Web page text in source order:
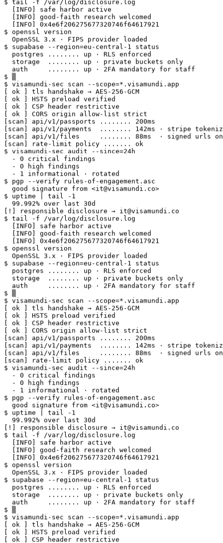
  [INFO] good-faith research welcomed
  [INFO] 0x4e6f206275677320746f64617921
$ openssl version
  OpenSSL 3.x · FIPS provider loaded
$ supabase --region=eu-central-1 status
  postgres ........ up · RLS enforced
  storage  ........ up · private buckets only
  auth     ........ up · 2FA mandatory for staff
$ ▒
$ visamundi-sec scan --scope=*.visamundi.app
[ ok ] tls handshake → AES-256-GCM
[ ok ] HSTS preload verified
[ ok ] CSP header restrictive
[ ok ] CORS origin allow-list strict
[scan] api/v1/passports ........ 200ms
[scan] api/v1/payments  ........ 142ms · stripe
[scan] api/v1/files     ........ 88ms  · signed urls
[scan] rate-limit policy ....... ok
$ visamundi-sec audit --since=24h
  - 0 critical findings
  - 0 high findings
  - 1 informational · rotated
$ pgp --verify rules-of-engagement.asc
  good signature from <it@visamundi.co>
$ uptime | tail -1
  99.992% over last 30d
[!] responsible disclosure → it@visamundi.co
$ tail -f /var/log/disclosure.log
  [INFO] safe harbor active
  [INFO] good-faith research welcomed
  [INFO] 0x4e6f206275677320746f64617921
$ openssl version
  OpenSSL 3.x · FIPS provider loaded
$ supabase --region=eu-central-1 status
  postgres ........ up · RLS enforced
  storage  ........ up · private buckets only
  auth     ........ up · 2FA mandatory for staff
$ ▒
$ visamundi-sec scan --scope=*.visamundi.app
[ ok ] tls handshake → AES-256-GCM
[ ok ] HSTS preload verified
[ ok ] CSP header restrictive
[ ok ] CORS origin allow-list strict
[scan] api/v1/passports ........ 200ms
[scan] api/v1/payments  ........ 142ms · stripe
[scan] api/v1/files     ........ 88ms  · signed urls
[scan] rate-limit policy ....... ok
$ visamundi-sec audit --since=24h
  - 0 critical findings
  - 0 high findings
  - 1 informational · rotated
$ pgp --verify rules-of-engagement.asc
  good signature from <it@visamundi.co>
$ uptime | tail -1
  99.992% over last 30d
[!] responsible disclosure → it@visamundi.co
$ tail -f /var/log/disclosure.log
  [INFO] safe harbor active
  [INFO] good-faith research welcomed
  [INFO] 0x4e6f206275677320746f64617921
$ openssl version
  OpenSSL 3.x · FIPS provider loaded
$ supabase --region=eu-central-1 status
  postgres ........ up · RLS enforced
  storage  ........ up · private buckets only
  auth     ........ up · 2FA mandatory for staff
$ ▒
$ visamundi-sec scan --scope=*.visamundi.app
[ ok ] tls handshake → AES-256-GCM
[ ok ] HSTS preload verified
[ ok ] CSP header restrictive
[ ok ] CORS origin allow-list strict